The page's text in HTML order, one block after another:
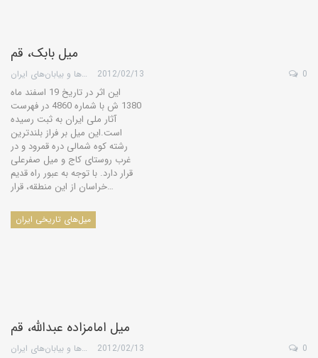
میل بابک، قم
گروه کویرها و بیابان‌های ایران 2012/02/13 0
این اثر در تاریخ 19 اسفند ماه
1380 ش با شماره 4860 در فهرست
آثار ملی ایران به ثبت رسیده
است.این میل بر فراز بلندترین
رشته کوه شمالی دره قمرود و در
غرب روستای کاج و میل صفرعلی
قرار دارد. با توجه به عبور راه قدیم
خراسان از این منطقه، قرار…
میل‌های تاریخی ایران
میل امامزاده عبدالله، قم
گروه کویرها و بیابان‌های ایران 2012/02/13 0